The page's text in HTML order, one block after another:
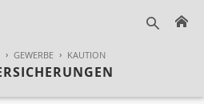
GEWERBE KAUTION